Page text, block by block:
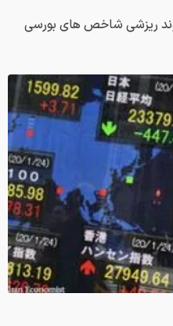
ریزشی شاخص های بورسی